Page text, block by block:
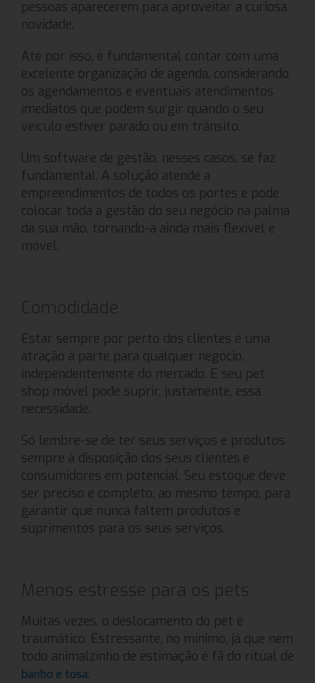
pessoas aparecerem para aproveitar a curiosa
novidade.
Até por isso, é fundamental contar com uma
excelente organização de agenda, considerando
os agendamentos e eventuais atendimentos
imediatos que podem surgir quando o seu
veículo estiver parado ou em trânsito.
Um software de gestão, nesses casos, se faz
fundamental. A solução atende a
empreendimentos de todos os portes e pode
colocar toda a gestão do seu negócio na palma
da sua mão, tornando-a ainda mais flexível e
móvel.
Comodidade
Estar sempre por perto dos clientes é uma
atração à parte para qualquer negócio,
independentemente do mercado. E seu pet
shop móvel pode suprir, justamente, essa
necessidade.
Só lembre-se de ter seus serviços e produtos
sempre à disposição dos seus clientes e
consumidores em potencial. Seu estoque deve
ser preciso e completo, ao mesmo tempo, para
garantir que nunca faltem produtos e
suprimentos para os seus serviços.
Menos estresse para os pets
Muitas vezes, o deslocamento do pet é
traumático. Estressante, no mínimo, já que nem
todo animalzinho de estimação é fã do ritual de
banho e tosa.